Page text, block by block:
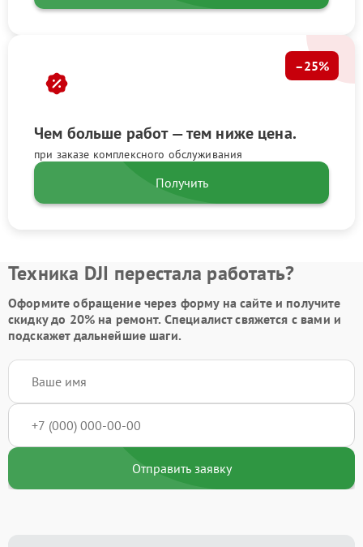
Чем больше работ — тем ниже цена.
при заказе комплексного обслуживания
–25%
Получить
Техника DJI перестала работать?
Оформите обращение через форму на сайте и получите
скидку до 20%на ремонт. Специалист свяжется с вами и
подскажет дальнейшие шаги.
Отправить заявку